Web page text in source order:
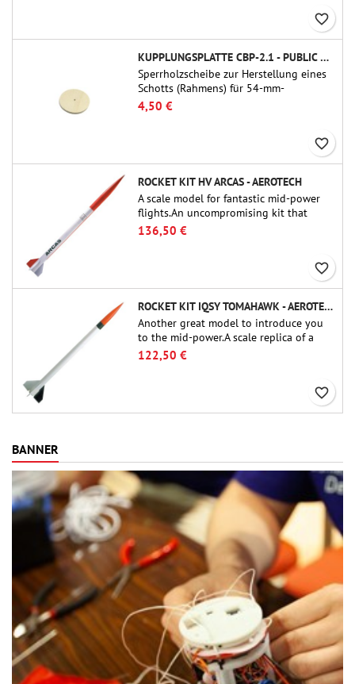
favorite_border
KUPPLUNGSPLATTE CBP-2.1 - PUBLIC MISSILES LTD.
Sperrholzscheibe zur Herstellung eines
Schotts (Rahmens) für 54-mm-
Rohrkupplungen (PT-2.1 oder QT-2.1)
von Public Missiles Ltd.
4,50 €
favorite_border
ROCKET KIT HV ARCAS - AEROTECH
A scale model for fantastic mid-power
flights.An uncompromising kit that
allows you to build a replica of one of
the most famous sounding-rocket ever.
136,50 €
favorite_border
ROCKET KIT IQSY TOMAHAWK - AEROTECH
Another great model to introduce you
to the mid-power.A scale replica of a
famous sounding rocket, small in size
and peefect to move to higher-level kits.
122,50 €
favorite_border
BANNER